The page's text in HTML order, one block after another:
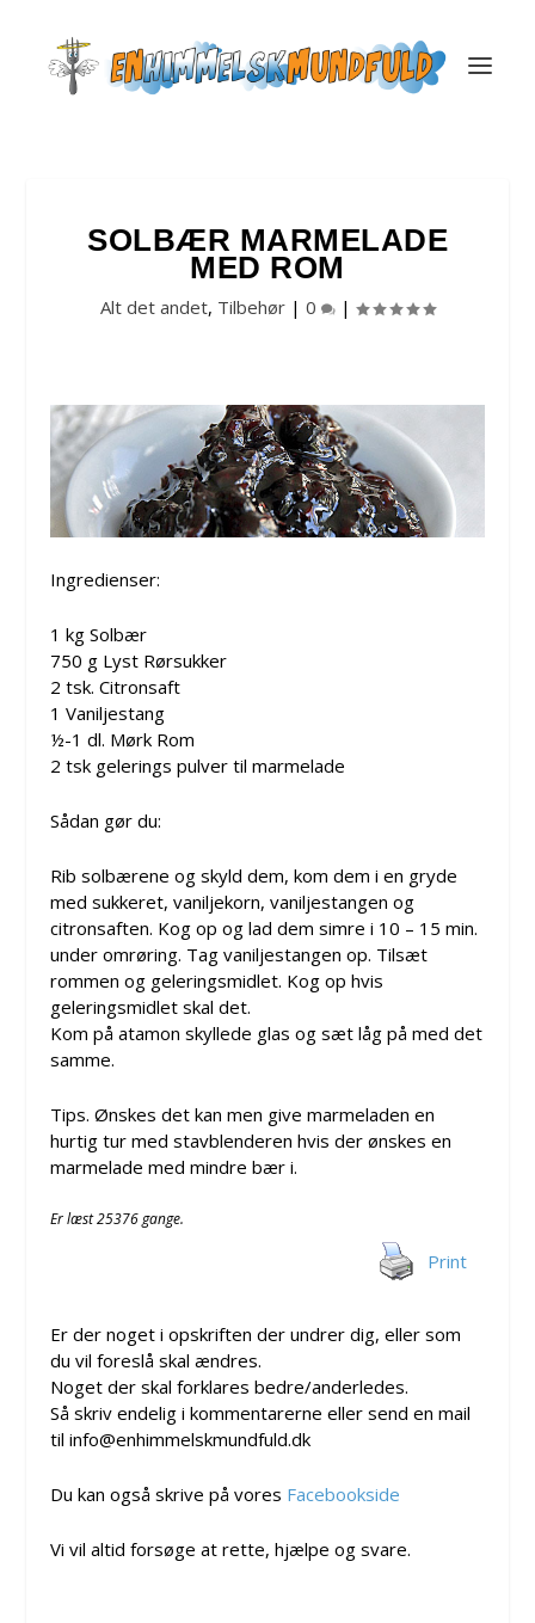
SOLBÆR MARMELADE
MED ROM
Alt det andet, Tilbehør | 0 |
Ingredienser:
1 kg Solbær
750 g Lyst Rørsukker
2 tsk. Citronsaft
1 Vaniljestang
½-1 dl. Mørk Rom
2 tsk gelerings pulver til marmelade
Sådan gør du:
Rib solbærene og skyld dem, kom dem i en gryde
med sukkeret, vaniljekorn, vaniljestangen og
citronsaften. Kog op og lad dem simre i 10 – 15 min.
under omrøring. Tag vaniljestangen op. Tilsæt
rommen og geleringsmidlet. Kog op hvis
geleringsmidlet skal det.
Kom på atamon skyllede glas og sæt låg på med det
samme.
Tips. Ønskes det kan men give marmeladen en
hurtig tur med stavblenderen hvis der ønskes en
marmelade med mindre bær i.
Er læst 25376 gange.
Print
Er der noget i opskriften der undrer dig, eller som
du vil foreslå skal ændres.
Noget der skal forklares bedre/anderledes.
Så skriv endelig i kommentarerne eller send en mail
til info@enhimmelskmundfuld.dk
Du kan også skrive på vores Facebookside
Vi vil altid forsøge at rette, hjælpe og svare.